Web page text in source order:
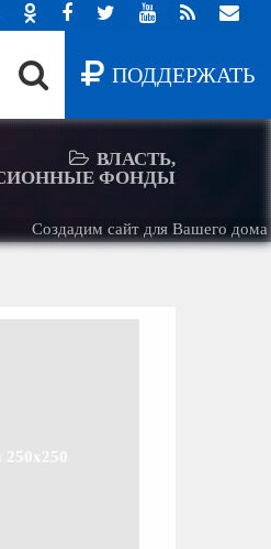
ПОДДЕРЖАТЬ
ВЛАСТЬ,
ФОНДЫ
Создадим сайт для Вашего дома -
250x250